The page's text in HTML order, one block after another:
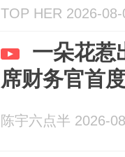
TOP HER 2026-08-
一朵花惹
席财务官首
陈宇六点半 2026-